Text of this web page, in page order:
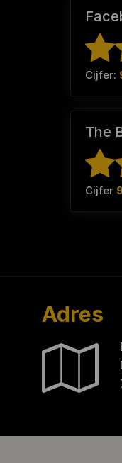
Cijfer:
The
Cijfer
Adres